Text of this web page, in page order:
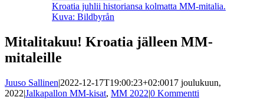
Kroatia juhlii historiansa kolmatta MM-mitalia.
Kuva: Bildbyrån
Mitalitakuu! Kroatia jälleen MM-
mitaleille
Juuso Sallinen|2022-12-17T19:00:23+02:0017 joulukuun,
2022|Jalkapallon MM-kisat, MM 2022|0 Kommentti